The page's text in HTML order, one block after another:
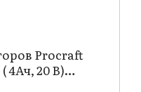
Procraft
4Ач, 20 В)
Procraft